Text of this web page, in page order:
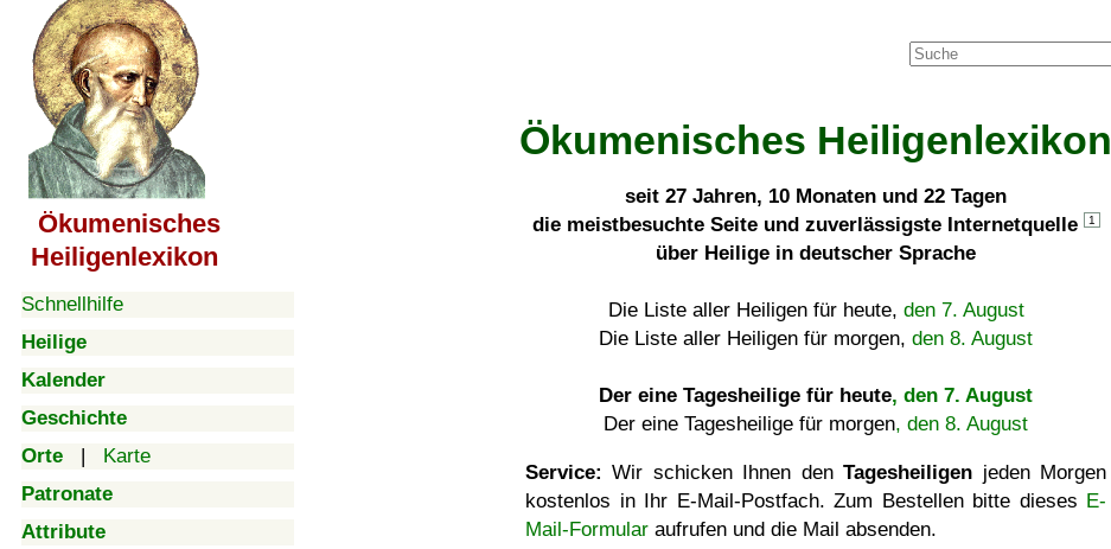
Ökumenisches
Heiligenlexikon
Schnellhilfe
Heilige
Kalender
Geschichte
Orte | Karte
Patronate
Attribute
Ökumenisches Heiligenlexikon
seit 27 Jahren, 10 Monaten und 22 Tagen
die meistbesuchte Seite und zuverlässigste Internetquelle
1
über Heilige in deutscher Sprache
Die Liste aller Heiligen für heute, den 7. August
Die Liste aller Heiligen für morgen, den 8. August
Der eine Tagesheilige für heute, den 7. August
Der eine Tagesheilige für morgen, den 8. August
Service: Wir schicken Ihnen denTagesheiligen jeden Morgen
kostenlos in Ihr E-Mail-Postfach. Zum Bestellen bitte dieses E-
Mail-Formular aufrufen und die Mail absenden.